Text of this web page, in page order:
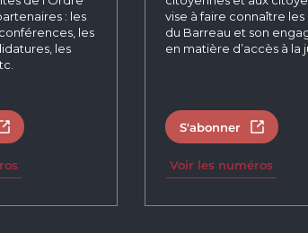
: les
les
les
Ouvrir dans un nouvel onglet
vise à faire connaître les
du Barreau et son
en matière d’accès à la
S'abonner Ouvrir
Voir les numéros